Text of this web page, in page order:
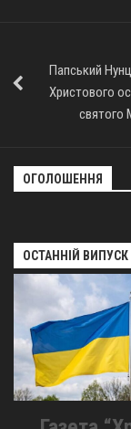
Папський
Христового
святого
ОГОЛОШЕННЯ
ОСТАННІЙ ВИПУСК